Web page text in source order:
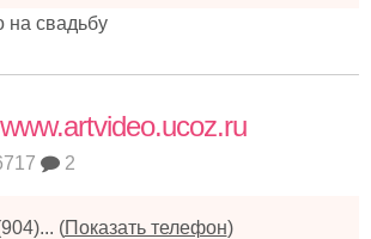
свадьбу
2
(Показать телефон)